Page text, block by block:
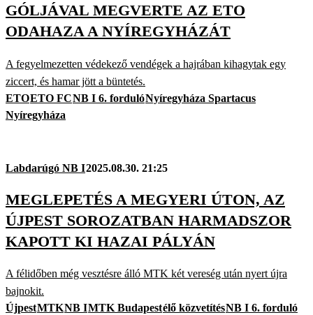
GÓLJÁVAL MEGVERTE AZ ETO
ODAHAZA A NYÍREGYHÁZÁT
A fegyelmezetten védekező vendégek a hajrában kihagytak egy
ziccert, és hamar jött a büntetés.
ETOETO FCNB I 6. fordulóNyíregyháza Spartacus
Nyíregyháza
Labdarúgó NB I2025.08.30. 21:25
MEGLEPETÉS A MEGYERI ÚTON, AZ
ÚJPEST SOROZATBAN HARMADSZOR
KAPOTT KI HAZAI PÁLYÁN
A félidőben még vesztésre álló MTK két vereség után nyert újra
bajnokit.
ÚjpestMTKNB IMTK Budapestélő közvetítésNB I 6. forduló